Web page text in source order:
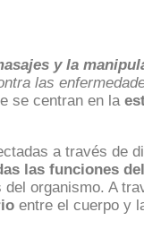
y la
las
se centran en la
a través de
las funciones
organismo. A
entre el cuerpo y